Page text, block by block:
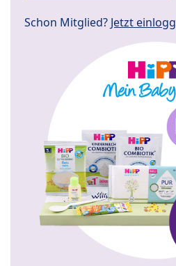
Schon Mitglied? Jetzt